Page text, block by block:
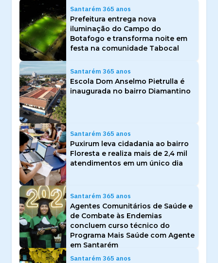
Santarém 365 anos
Prefeitura entrega nova
iluminação do Campo do
Botafogo e transforma noite em
festa na comunidade Tabocal
Santarém 365 anos
Escola Dom Anselmo Pietrulla é
inaugurada no bairro Diamantino
Santarém 365 anos
Puxirum leva cidadania ao bairro
Floresta e realiza mais de 2,4 mil
atendimentos em um único dia
Santarém 365 anos
Agentes Comunitários de Saúde e
de Combate às Endemias
concluem curso técnico do
Programa Mais Saúde com Agente
em Santarém
Santarém 365 anos